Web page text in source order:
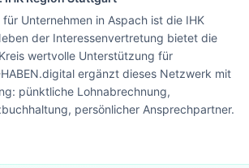
Unternehmen in Aspach ist die IHK
der Interessenvertretung bietet die
wertvolle Unterstützung für
ergänzt dieses Netzwerk mit
pünktliche Lohnabrechnung,
persönlicher Ansprechpartner.